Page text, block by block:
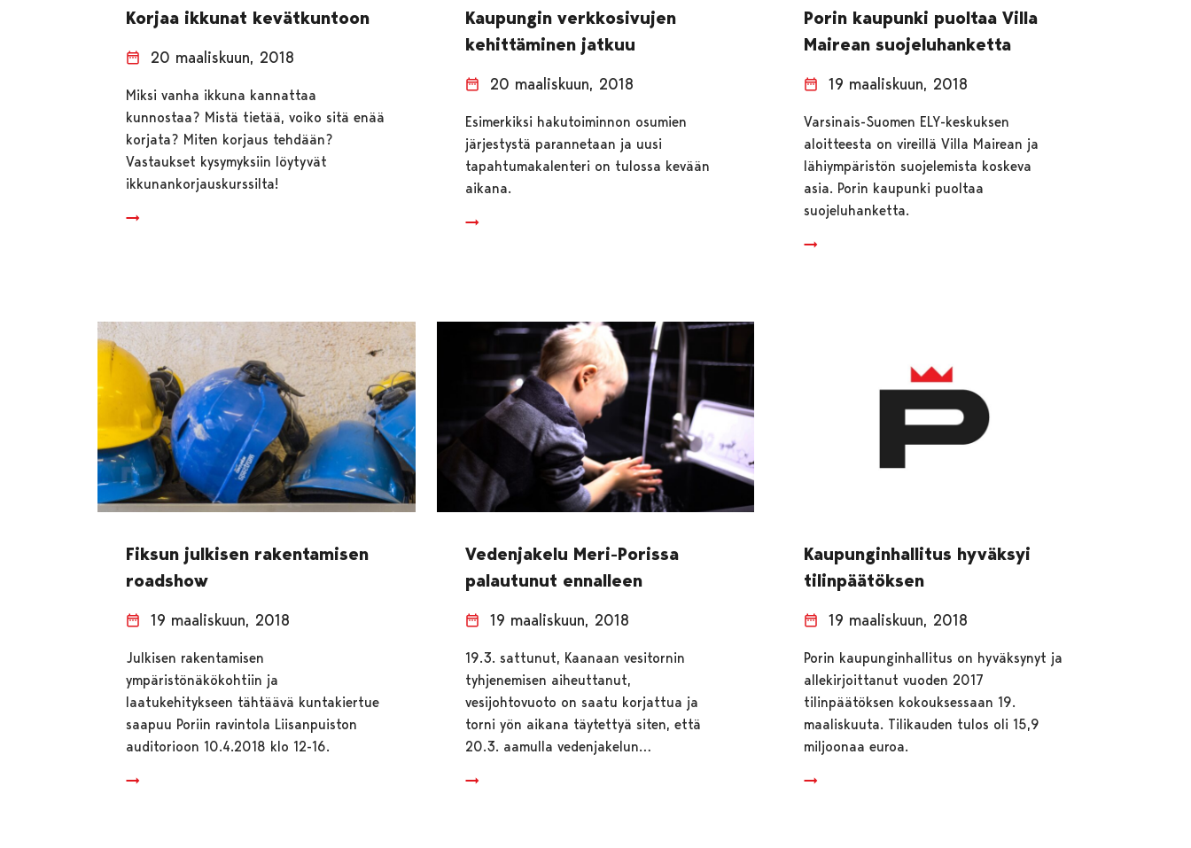
Korjaa ikkunat kevätkuntoon
20 maaliskuun, 2018
Miksi vanha ikkuna kannattaa
kunnostaa? Mistä tietää, voiko sitä enää
korjata? Miten korjaus tehdään?
Vastaukset kysymyksiin löytyvät
ikkunankorjauskurssilta!
Kaupungin verkkosivujen
kehittäminen jatkuu
20 maaliskuun, 2018
Esimerkiksi hakutoiminnon osumien
järjestystä parannetaan ja uusi
tapahtumakalenteri on tulossa kevään
aikana.
Porin kaupunki puoltaa Villa
Mairean suojeluhanketta
19 maaliskuun, 2018
Varsinais-Suomen ELY-keskuksen
aloitteesta on vireillä Villa Mairean ja
lähiympäristön suojelemista koskeva
asia. Porin kaupunki puoltaa
suojeluhanketta.
Fiksun julkisen rakentamisen
roadshow
19 maaliskuun, 2018
Julkisen rakentamisen
ympäristönäkökohtiin ja
laatukehitykseen tähtäävä kuntakiertue
saapuu Poriin ravintola Liisanpuiston
auditorioon 10.4.2018 klo 12-16.
Vedenjakelu Meri-Porissa
palautunut ennalleen
19 maaliskuun, 2018
19.3. sattunut, Kaanaan vesitornin
tyhjenemisen aiheuttanut,
vesijohtovuoto on saatu korjattua ja
torni yön aikana täytettyä siten, että
20.3. aamulla vedenjakelun…
Kaupunginhallitus hyväksyi
tilinpäätöksen
19 maaliskuun, 2018
Porin kaupunginhallitus on hyväksynyt ja
allekirjoittanut vuoden 2017
tilinpäätöksen kokouksessaan 19.
maaliskuuta. Tilikauden tulos oli 15,9
miljoonaa euroa.